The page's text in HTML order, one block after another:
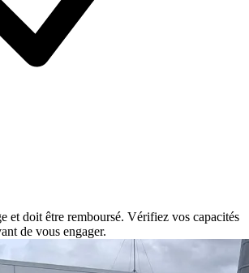
et doit être remboursé. Vérifiez vos capacités
de vous engager.